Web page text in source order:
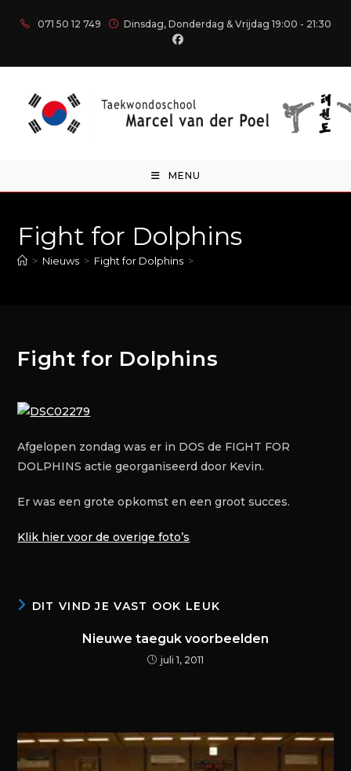
071 50 12 749 Dinsdag, Donderdag & Vrijdag 19:00 - 21:30
MENU
Fight for Dolphins
> Nieuws > Fight for Dolphins >
Fight for Dolphins
Afgelopen zondag was er in DOS de FIGHT FOR
DOLPHINS actie georganiseerd door Kevin.
Er was een grote opkomst en een groot succes.
Klik hier voor de overige foto’s
DIT VIND JE VAST OOK LEUK
Nieuwe taeguk voorbeelden
juli 1, 2011